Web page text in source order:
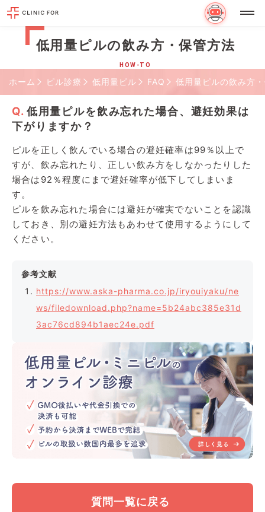
低用量ピルの飲み方・保管方法
HOW-TO
ホーム ピル診療 低用量ピル FAQ 低用量ピルの飲み方
低用量ピルを飲み忘れた場合、避妊効果は
下がりますか？
ピルを正しく飲んでいる場合の避妊確率は99％以上で
すが、飲み忘れたり、正しい飲み方をしなかったりした
場合は92％程度にまで避妊確率が低下してしまいま
す。
ピルを飲み忘れた場合には避妊が確実でないことを認識
しておき、別の避妊方法もあわせて使用するようにして
ください。
参考文献
https://www.aska-pharma.co.jp/iryouiyaku/ne
ws/filedownload.php?name=5b24abc385e31d
3ac76cd894b1aec24e.pdf
質問一覧に戻る